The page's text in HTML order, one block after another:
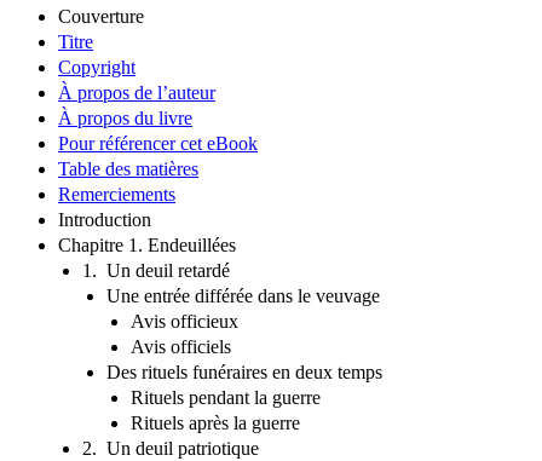
Couverture
Titre
Copyright
À propos de l’auteur
À propos du livre
Pour référencer cet eBook
Table des matières
Remerciements
Introduction
Chapitre 1. Endeuillées
1. Un deuil retardé
Une entrée différée dans le veuvage
Avis officieux
Avis officiels
Des rituels funéraires en deux temps
Rituels pendant la guerre
Rituels après la guerre
2. Un deuil patriotique